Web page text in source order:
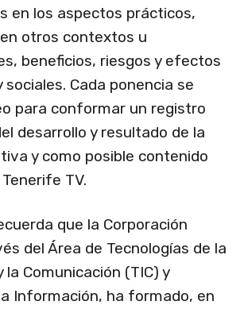
en los aspectos prácticos,
otros contextos u
beneficios, riesgos y efectos
sociales. Cada ponencia se
para conformar un registro
desarrollo y resultado de la
y como posible contenido
TV.
que la Corporación
del Área de Tecnologías de la
la Comunicación (TIC) y
Información, ha formado, en